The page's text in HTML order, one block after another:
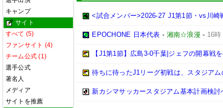
キャンプ
サイト
すべて (5)
ファンサイト (4)
チーム公式 (1)
選手公式
著名人
メディア
サイトを推薦
<試合メンバー>2026-27 J1第1節・vs川崎
EPOCHONE 日本代表 - 湘南☆浪漫 - 16時
【J1第1節】広島3-0千葉|ジェフの開幕戦
待ちに待ったJ1リーグ初戦は、スタジア
新カシマサッカースタジアム基本計画検